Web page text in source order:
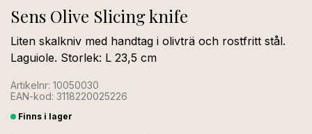
Sens Olive Slicing knife
Liten skalkniv med handtag i olivträ och rostfritt stål.
Laguiole. Storlek: L 23,5 cm
Artikelnr: 10050030
EAN-kod: 3118220025226
Finns i lager